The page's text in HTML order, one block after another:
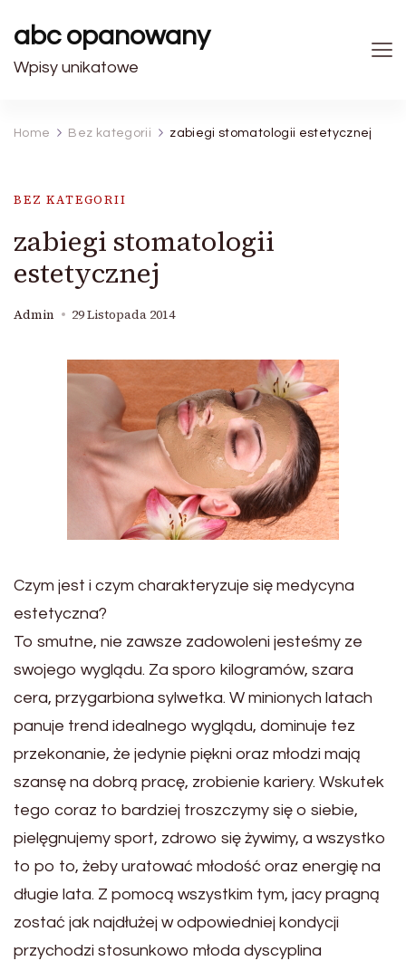
abc opanowany
Wpisy unikatowe
Home Bez kategorii zabiegi stomatologii estetycznej
BEZ KATEGORII
zabiegi stomatologii
estetycznej
Admin 29 Listopada 2014
Czym jest i czym charakteryzuje się medycyna
estetyczna?
To smutne, nie zawsze zadowoleni jesteśmy ze
swojego wyglądu. Za sporo kilogramów, szara
cera, przygarbiona sylwetka. W minionych latach
panuje trend idealnego wyglądu, dominuje tez
przekonanie, że jedynie piękni oraz młodzi mają
szansę na dobrą pracę, zrobienie kariery. Wskutek
tego coraz to bardziej troszczymy się o siebie,
pielęgnujemy sport, zdrowo się żywimy, a wszystko
to po to, żeby uratować młodość oraz energię na
długie lata. Z pomocą wszystkim tym, jacy pragną
zostać jak najdłużej w odpowiedniej kondycji
przychodzi stosunkowo młoda dyscyplina